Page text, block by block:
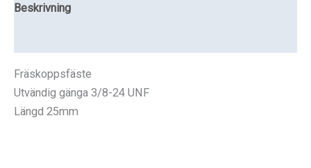
Beskrivning
Fräskoppsfäste
Utvändig gänga 3/8-24 UNF
Längd 25mm